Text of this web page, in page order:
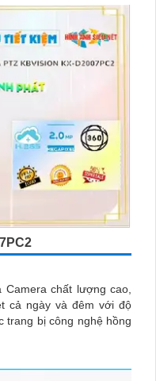
Camera chất lượng cao,
cả ngày và đêm với độ